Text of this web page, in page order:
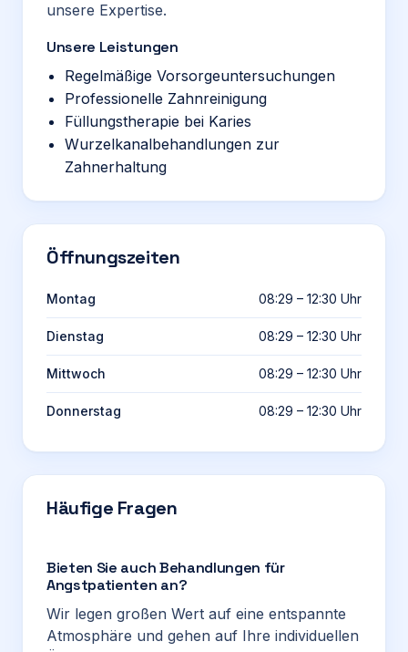
unsere Expertise.
Unsere Leistungen
Regelmäßige Vorsorgeuntersuchungen
Professionelle Zahnreinigung
Füllungstherapie bei Karies
Wurzelkanalbehandlungen zur
Zahnerhaltung
Öffnungszeiten
Montag 08:29 – 12:30 Uhr
Dienstag 08:29 – 12:30 Uhr
Mittwoch 08:29 – 12:30 Uhr
Donnerstag 08:29 – 12:30 Uhr
Häufige Fragen
Bieten Sie auch Behandlungen für
Angstpatienten an?
Wir legen großen Wert auf eine entspannte
Atmosphäre und gehen auf Ihre individuellen